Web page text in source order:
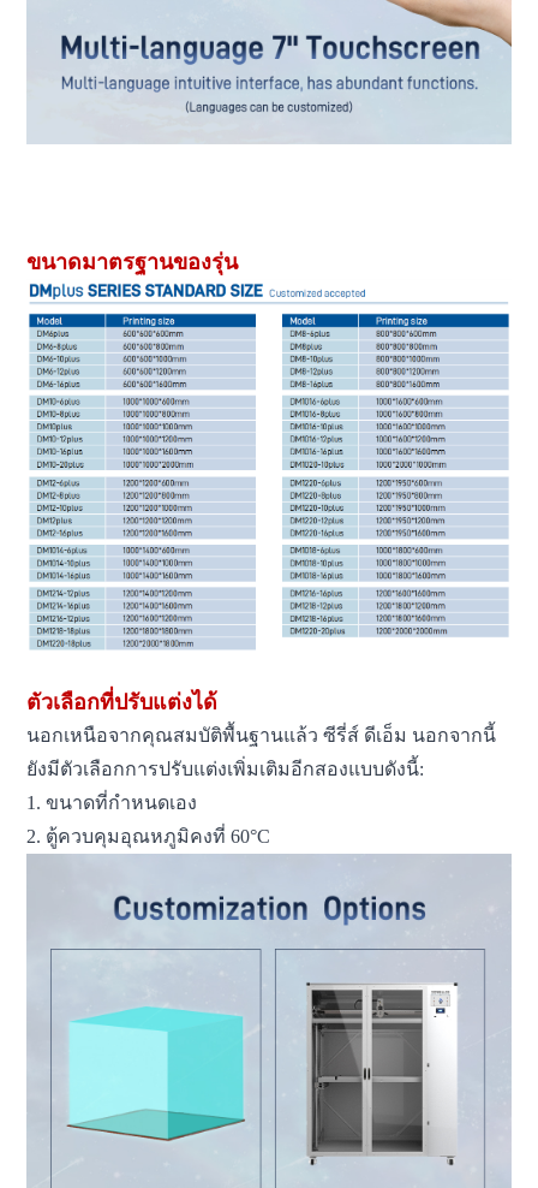
ขนาดมาตรฐานของรุ่น
ตัวเลือกที่ปรับแต่งได้
นอกเหนือจากคุณสมบัติพื้นฐานแล้ว ซีรี่ส์ ดีเอ็ม นอกจากนี้
ยังมีตัวเลือกการปรับแต่งเพิ่มเติมอีกสองแบบดังนี้:
1. ขนาดที่กำหนดเอง
2. ตู้ควบคุมอุณหภูมิคงที่ 60°C